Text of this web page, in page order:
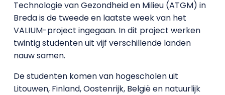
Technologie van Gezondheid en Milieu (ATGM) in
Breda is de tweede en laatste week van het
VALIUM-project ingegaan. In dit project werken
twintig studenten uit vijf verschillende landen
nauw samen.
De studenten komen van hogescholen uit
Litouwen, Finland, Oostenrijk, België en natuurlijk